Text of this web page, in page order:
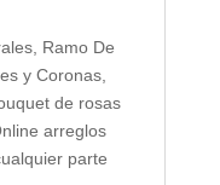
Ramo De
y Coronas,
de rosas
arreglos
parte